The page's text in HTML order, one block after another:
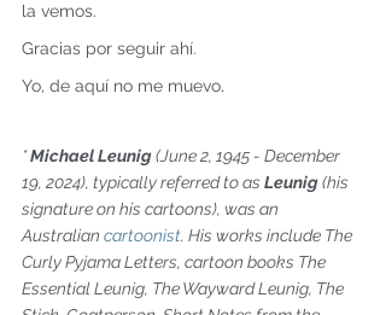
la vemos.
Gracias por seguir ahí.
Yo, de aquí no me muevo.
* Michael Leunig (June 2, 1945 - December
19, 2024), typically referred to as Leunig (his
signature on his cartoons), was an
Australian cartoonist. His works include The
Curly Pyjama Letters, cartoon books The
Essential Leunig, The Wayward Leunig, The